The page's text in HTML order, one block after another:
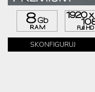
SKONFIGURUJ